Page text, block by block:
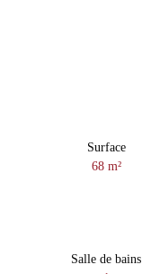
Surface
68 m²
Salle de bains